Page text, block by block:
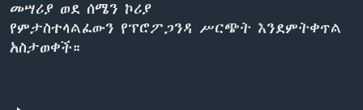
መሣሪያ ወደ ሰሜን ኮሪያ
የምታስተላልፈውን የፕሮፖጋንዳ ሥርጭት እንደምትቀጥል
አስታወቀች።